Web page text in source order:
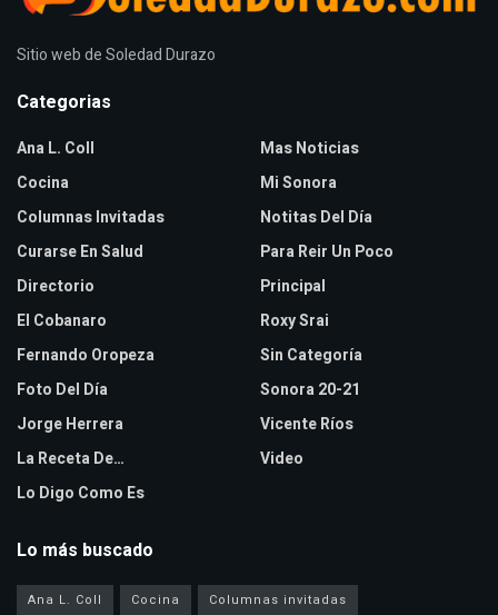
Sitio web de Soledad Durazo
Categorias
Ana L. Coll
Cocina
Columnas Invitadas
Curarse En Salud
Directorio
El Cobanaro
Fernando Oropeza
Foto Del Día
Jorge Herrera
La Receta De…
Lo Digo Como Es
Mas Noticias
Mi Sonora
Notitas Del Día
Para Reir Un Poco
Principal
Roxy Srai
Sin Categoría
Sonora 20-21
Vicente Ríos
Video
Lo más buscado
Ana L. Coll Cocina
Columnas invitadas